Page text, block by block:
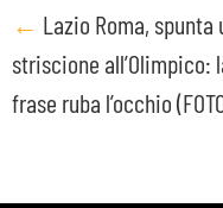
Post
navigation
← Lazio Roma, spunta
striscione all’Olimpico:
frase ruba l’occhio